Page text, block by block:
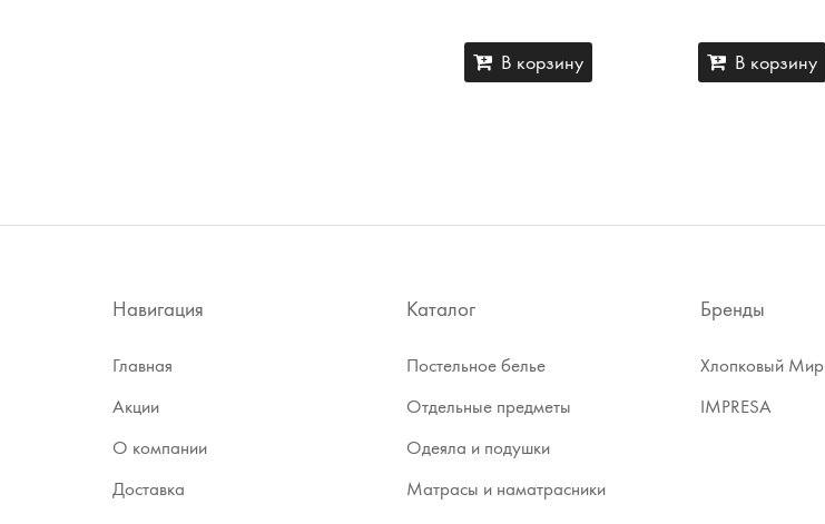
В корзину В корзину
Навигация
Главная
Акции
О компании
Доставка
Каталог
Постельное белье
Отдельные предметы
Одеяла и подушки
Матрасы и наматрасники
Бренды
Хлопковый Мир
IMPRESA